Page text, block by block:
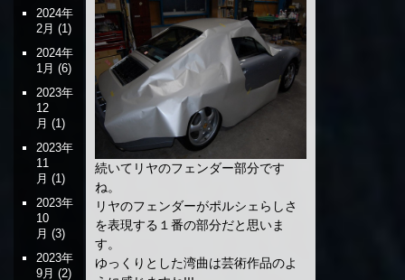
続いてリヤのフェンダー部分です
ね。
リヤのフェンダーがポルシェらしさ
を表現する１番の部分だと思いま
す。
ゆっくりとした湾曲は芸術作品のよ
2024年
2月 (1)
2024年
1月 (6)
2023年
12
月 (1)
2023年
11
月 (1)
2023年
10
月 (3)
2023年
9月 (2)